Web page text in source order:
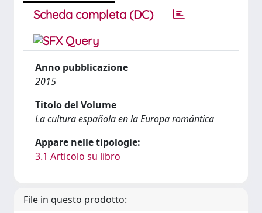
Scheda completa (DC)
Anno pubblicazione
2015
Titolo del Volume
La cultura española en la Europa romántica
Appare nelle tipologie:
3.1 Articolo su libro
File in questo prodotto: